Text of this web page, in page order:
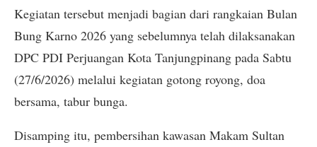
Kegiatan tersebut menjadi bagian dari rangkaian Bulan
Bung Karno 2026 yang sebelumnya telah dilaksanakan
DPC PDI Perjuangan Kota Tanjungpinang pada Sabtu
(27/6/2026) melalui kegiatan gotong royong, doa
bersama, tabur bunga.
Disamping itu, pembersihan kawasan Makam Sultan